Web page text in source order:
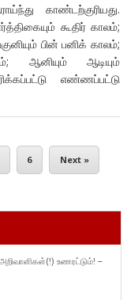
காண்டற்குரியது.
கூதிர் காலம்;
பின் பனிக் காலம்;
ஆனியும் ஆடியும்
எண்ணப்பட்டு
6 Next »
உணரட்டும்! –